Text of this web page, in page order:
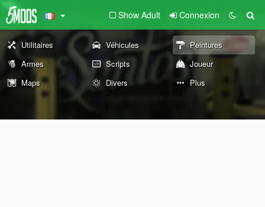
Show Adult Connexion
Utilitaires Véhicules
Peintures
Armes
Scripts
Joueur
Maps
Divers Plus